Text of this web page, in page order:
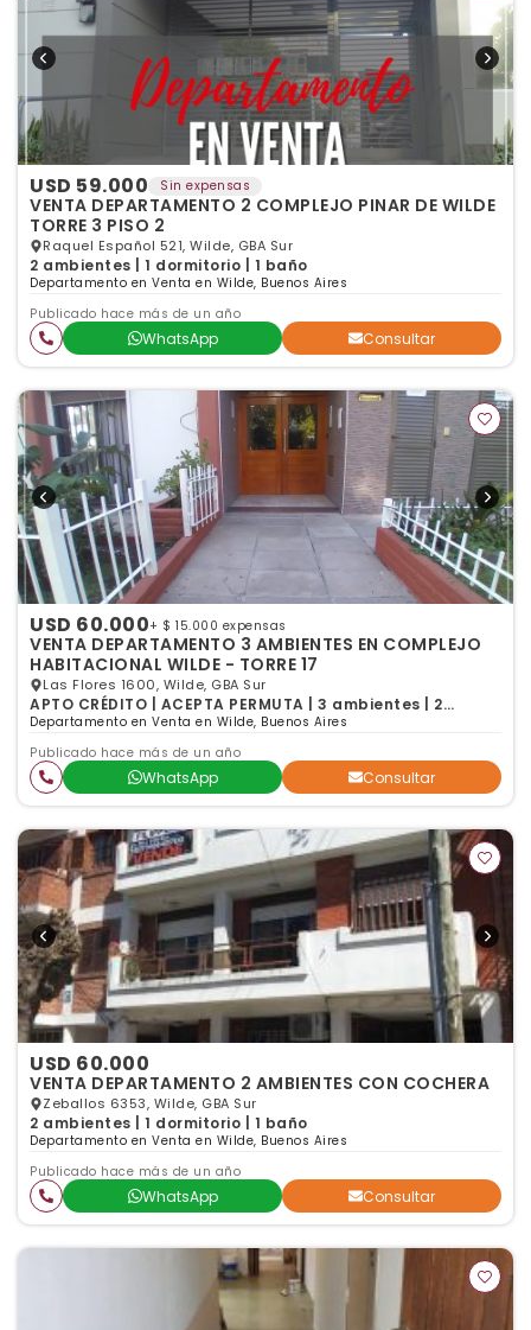
USD 59.000 Sin expensas
VENTA DEPARTAMENTO 2 COMPLEJO PINAR DE WILDE
TORRE 3 PISO 2
Raquel Español 521, Wilde, GBA Sur
2 ambientes | 1 dormitorio | 1 baño
Departamento en Venta en Wilde, Buenos Aires
Publicado hace más de un año
WhatsApp Consultar
USD 60.000+ $ 15.000 expensas
VENTA DEPARTAMENTO 3 AMBIENTES EN COMPLEJO
HABITACIONAL WILDE - TORRE 17
Las Flores 1600, Wilde, GBA Sur
APTO CRÉDITO | ACEPTA PERMUTA | 3 ambientes | 2
dormitorios | 1 baño
Departamento en Venta en Wilde, Buenos Aires
Publicado hace más de un año
WhatsApp Consultar
USD 60.000
VENTA DEPARTAMENTO 2 AMBIENTES CON COCHERA
Zeballos 6353, Wilde, GBA Sur
2 ambientes | 1 dormitorio | 1 baño
Departamento en Venta en Wilde, Buenos Aires
Publicado hace más de un año
WhatsApp Consultar